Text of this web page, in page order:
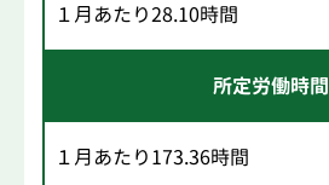
１月あたり28.10時間
所定労働時間
１月あたり173.36時間